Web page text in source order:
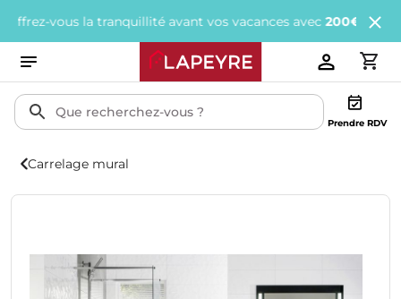
vous la tranquillité avant vos vacances avec200€ offerts tous
Prendre RDV
Carrelage mural